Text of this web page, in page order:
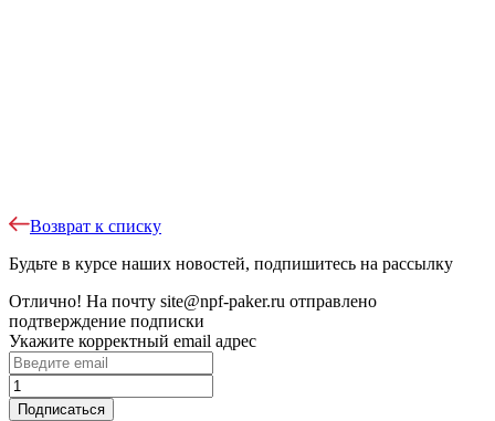
Возврат к списку
Будьте в курсе наших новостей, подпишитесь на рассылку
Отлично! На почту site@npf-paker.ru отправлено
подтверждение подписки
Укажите корректный email адрес